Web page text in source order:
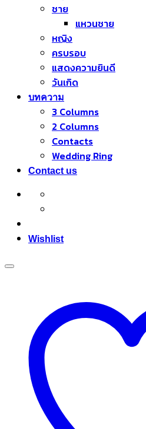
ชาย
แหวนชาย
หญิง
ครบรอบ
แสดงความยินดี
วันเกิด
บทความ
3 Columns
2 Columns
Contacts
Wedding Ring
Contact us
Wishlist